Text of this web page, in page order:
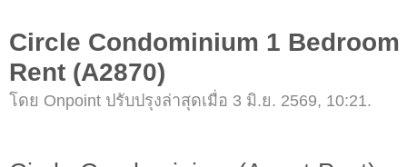
Circle Condominium 1
Rent (A2870)
โดย Onpoint ปรับปรุงล่าสุดเมื่อ 3 มิ.ย. 2569, 10:21.